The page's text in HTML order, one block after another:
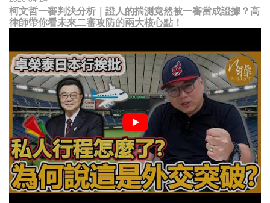
柯文哲一審判決分析｜證人的揣測竟然被一審當成證據？高
律師帶你看未來二審攻防的兩大核心點！